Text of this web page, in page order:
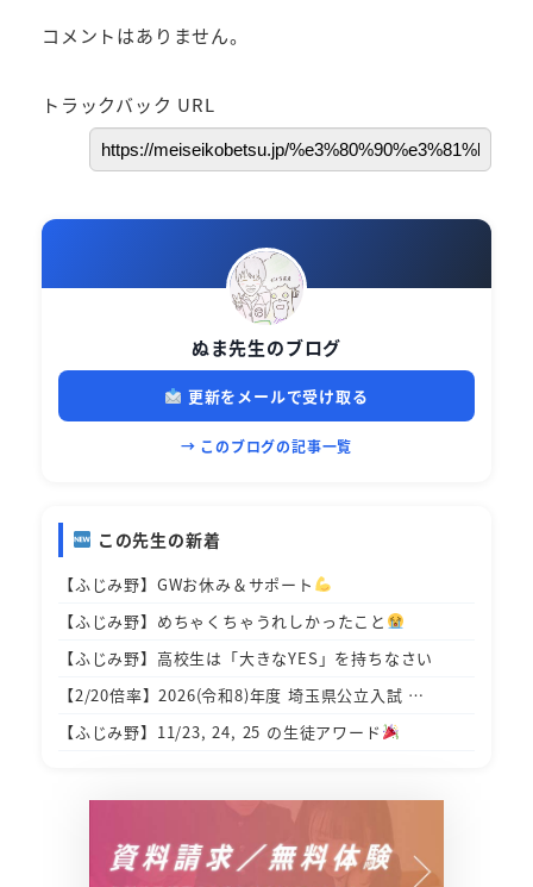
コメントはありません。
トラックバック URL
ぬま先生のブログ
更新をメールで受け取る
→ このブログの記事一覧
この先生の新着
【ふじみ野】GWお休み＆サポート
【ふじみ野】めちゃくちゃうれしかったこと
【ふじみ野】高校生は「大きなYES」を持ちなさい
【2/20倍率】2026(令和8)年度 埼玉県公立入試 …
【ふじみ野】11/23, 24, 25 の生徒アワード